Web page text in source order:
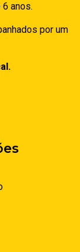
6 anos.
por um